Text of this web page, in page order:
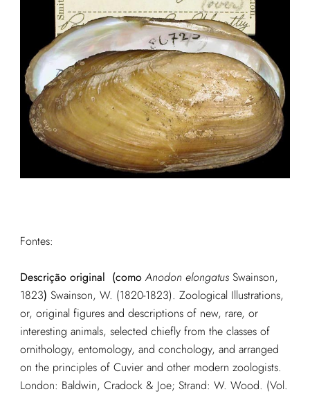
Fontes:
Descrição original (como Anodon elongatusSwainson,
1823) Swainson, W. (1820-1823). Zoological Illustrations,
or, original figures and descriptions of new, rare, or
interesting animals, selected chiefly from the classes of
ornithology, entomology, and conchology, and arranged
on the principles of Cuvier and other modern zoologists.
London: Baldwin, Cradock & Joe; Strand: W. Wood. (Vol.